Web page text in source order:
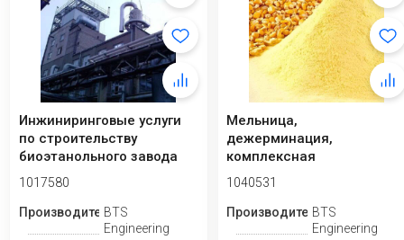
Инжиниринговые услуги
по строительству
биоэтанольного завода
1017580
ПроизводительBTS
Engineering
Мельница,
дежерминация,
комплексная
переработка кукурузы
тонн в сутки
1040531
ПроизводительBTS
Engineering